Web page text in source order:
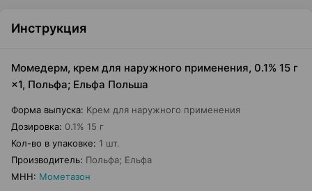
Инструкция
Момедерм, крем для наружного применения, 0.1% 15 г
×1, Польфа; Ельфа Польша
Форма выпуска: Крем для наружного применения
Дозировка: 0.1% 15 г
Кол-во в упаковке: 1 шт.
Производитель: Польфа; Ельфа
МНН: Мометазон